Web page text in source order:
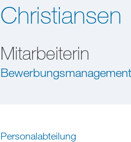
Christiansen
Mitarbeiterin
Bewerbungsmanagement
Personalabteilung